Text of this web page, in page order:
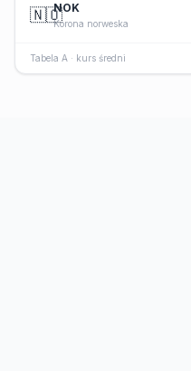
🇳🇴NOK
Korona norweska
Tabela A · kurs średni